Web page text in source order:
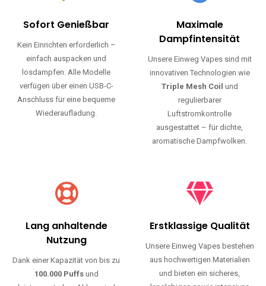
Sofort Genießbar
Kein Einrichten erforderlich –
einfach auspacken und
losdampfen. Alle Modelle
verfügen über einen USB-C-
Anschluss für eine bequeme
Wiederaufladung.
Maximale
Dampfintensität
Unsere Einweg Vapes sind mit
innovativen Technologien wie
Triple Mesh Coil und
regulierbarer
Luftstromkontrolle
ausgestattet – für dichte,
aromatische Dampfwolken.
Lang anhaltende
Nutzung
Dank einer Kapazität von bis zu
100.000 Puffsund
Erstklassige Qualität
Unsere Einweg Vapes bestehen
aus hochwertigen Materialien
und bieten ein sicheres,